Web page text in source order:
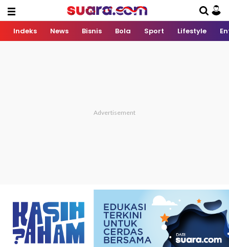
Indeks News Bisnis Bola Sport Lifestyle